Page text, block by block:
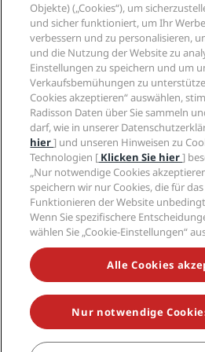
„Sports Approved“-Hotels
Familienfreundliche Hotels
Gesundheit & Sicherheit
Medien
Karriere RHG
Karriere PPHE
Karrieren EHL
The Club by RHG
Entwicklungsmöglichkeiten
Responsible Business – Unser
Einkauf
Privacy Centre
Rechtliche Hinweise
Radisson Rewards
Website-Nutzungsvereinbarung
Digitale Barrierefreiheit
Moderne Sklaverei – Erklärung
Hilfe
Verbrauchermeldungen
Kontakt
FAQ
Inhaltsübersicht
Soziale Medien
Marken von Radisson Hotels
VERPASSEN SIE NIEMALS
ANGEBOTE
© 2026 Radisson Hotel Group.Alle
Hotel Group, Radisson, Radisson RED,
Radisson Individuals, Park Plaza, Park
Objekte) („Cookies“), um
und sicher funktioniert, um Ihr
verbessern und zu personalisieren,
und die Nutzung der Website zu
Einstellungen zu speichern und um
Verkaufsbemühungen zu
Cookies akzeptieren“ auswählen,
Radisson Daten über Sie sammeln
darf, wie in unserer
hier] und unseren Hinweisen zu
Technologien [ Klicken Sie hier]
„Nur notwendige Cookies
speichern wir nur Cookies, die für
Funktionieren der Website
Wenn Sie spezifischere
wählen Sie „Cookie-Einstellungen“
Alle Cookies
Nur notwendige